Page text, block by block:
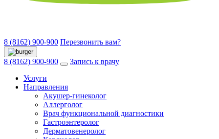
8 (8162) 900-900 Перезвонить вам?
8 (8162) 900-900
Запись к врачу
Услуги
Направления
Акушер-гинеколог
Аллерголог
Врач функциональной диагностики
Гастроэнтеролог
Дерматовенеролог